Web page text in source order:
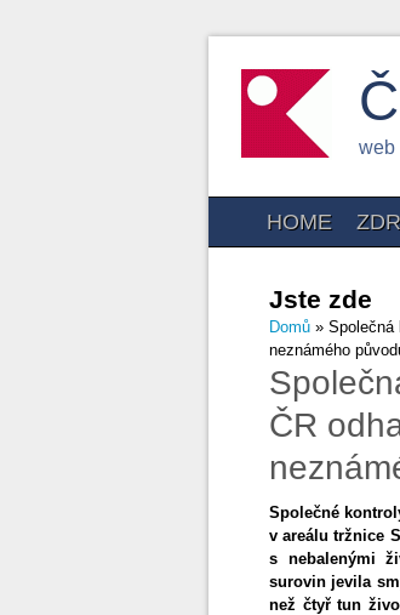
web
HOME
Jste zde
Domů » Společná
neznámého
ČR
Společné
v areálu tržnice
s nebalenými
surovin jevila
než čtyř tun